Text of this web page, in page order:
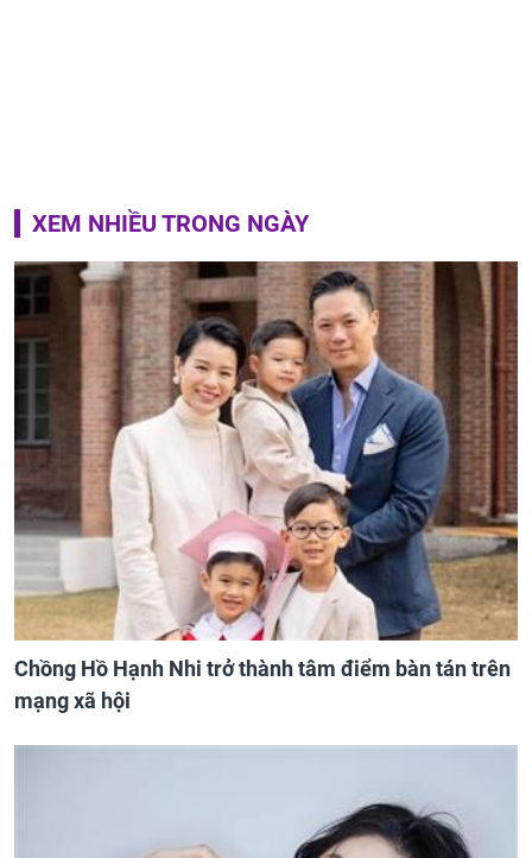
XEM NHIỀU TRONG NGÀY
Chồng Hồ Hạnh Nhi trở thành tâm điểm bàn tán trên
mạng xã hội